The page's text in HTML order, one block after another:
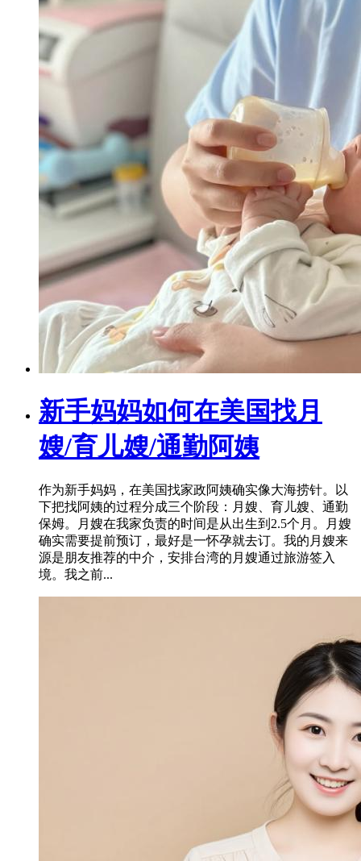
新手妈妈如何在美国找月
嫂/育儿嫂/通勤阿姨
作为新手妈妈，在美国找家政阿姨确实像大海捞针。以
下把找阿姨的过程分成三个阶段：月嫂、育儿嫂、通勤
保姆。月嫂在我家负责的时间是从出生到2.5个月。月嫂
确实需要提前预订，最好是一怀孕就去订。我的月嫂来
源是朋友推荐的中介，安排台湾的月嫂通过旅游签入
境。我之前...